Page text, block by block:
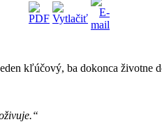
kľúčový, ba dokonca životne